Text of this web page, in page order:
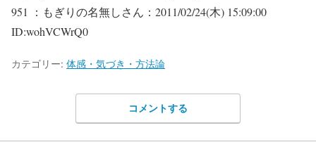
951 ：もぎりの名無しさん：2011/02/24(木) 15:09:00
ID:wohVCWrQ0
カテゴリー: 体感・気づき・方法論
コメントする